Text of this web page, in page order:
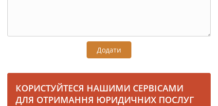
Додати
КОРИСТУЙТЕСЯ НАШИМИ СЕРВІСАМИ
ДЛЯ ОТРИМАННЯ ЮРИДИЧНИХ ПОСЛУГ